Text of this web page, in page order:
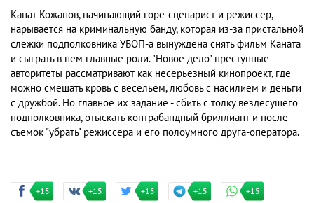
Канат Кожанов, начинающий горе-сценарист и режиссер,
нарывается на криминальную банду, которая из-за пристальной
слежки подполковника УБОП-а вынуждена снять фильм Каната
и сыграть в нем главные роли. "Новое дело" преступные
авторитеты рассматривают как несерьезный кинопроект, где
можно смешать кровь с весельем, любовь с насилием и деньги
с дружбой. Но главное их задание - сбить с толку вездесущего
подполковника, отыскать контрабандный бриллиант и после
съемок "убрать" режиссера и его полоумного друга-оператора.
+15 +15 +15 +15 +15